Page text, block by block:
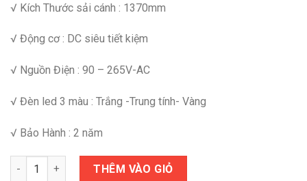
√ Kích Thước sải cánh : 1370mm
√ Động cơ : DC siêu tiết kiệm
√ Nguồn Điện : 90 – 265V-AC
√ Đèn led 3 màu : Trắng -Trung tính- Vàng
√ Bảo Hành : 2 năm
Số lượng THÊM VÀO GIỎ